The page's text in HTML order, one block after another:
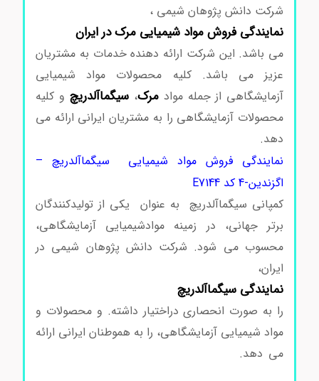
شرکت دانش پژوهان شیمی ،
نمایندگی فروش مواد شیمیایی مرک در ایران
می باشد. این شرکت ارائه دهنده خدمات به مشتریان
عزیز می باشد. کلیه محصولات مواد شیمیایی
آزمایشگاهی از جمله موادمرک،سیگماآلدریچو کلیه
محصولات آزمایشگاهی را به مشتریان ایرانی ارائه می
دهد.
نمایندگی فروش مواد شیمیایی سیگماآلدریچ –
اگزندین-4 کد E7144
کمپانی سیگماآلدریچ به عنوان یکی از تولیدکنندگان
برتر جهانی، در زمینه موادشیمیایی آزمایشگاهی،
محسوب می شود. شرکت دانش پژوهان شیمی در
ایران،
نمایندگی سیگماآلدریچ
را به صورت انحصاری دراختیار داشته. و محصولات و
مواد شیمیایی آزمایشگاهی، را به هموطنان ایرانی ارائه
می دهد.